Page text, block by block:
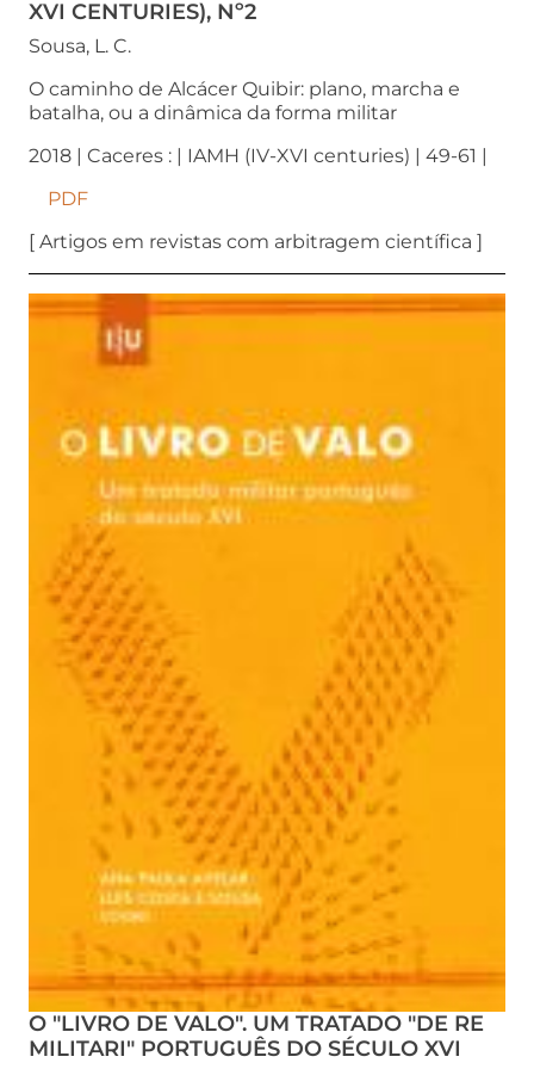
XVI CENTURIES), Nº2
Sousa, L. C.
O caminho de Alcácer Quibir: plano, marcha e
batalha, ou a dinâmica da forma militar
2018 | Caceres : | IAMH (IV-XVI centuries) | 49-61 |
PDF
[ Artigos em revistas com arbitragem científica ]
O "LIVRO DE VALO". UM TRATADO "DE RE
MILITARI" PORTUGUÊS DO SÉCULO XVI